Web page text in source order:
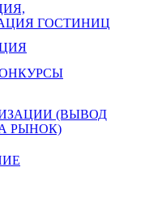
ГОСТИНИЦ
(ВЫВОД
РЫНОК)